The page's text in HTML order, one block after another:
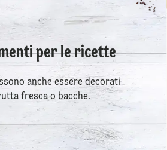
per le ricette
anche essere decorati
fresca o bacche.